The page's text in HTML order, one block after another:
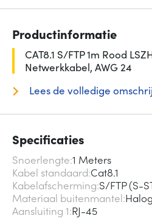
Productinformatie
CAT8.1 S/FTP 1m Rood
Netwerkkabel, AWG 24
Lees de volledige
Specificaties
Snoerlengte 1 Meters
Kabel standaard Cat8.1
Kabelafscherming S/FTP (S-
Materiaal buitenmantel
Aansluiting 1 RJ-45